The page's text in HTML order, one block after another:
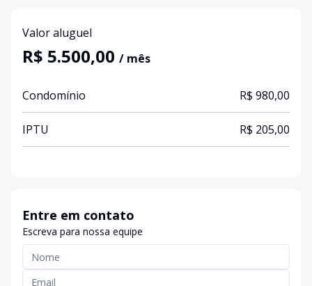
Valor aluguel
R$ 5.500,00 / mês
Condomínio R$ 980,00
IPTU R$ 205,00
Entre em contato
Escreva para nossa equipe